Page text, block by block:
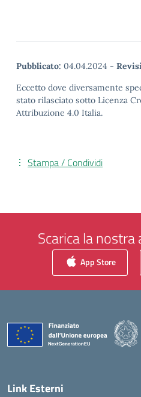
Pubblicato: 04.04.2024 -
Eccetto dove diversamente
stato rilasciato sotto Licenza
Attribuzione 4.0 Italia.
Stampa / Condividi
Scarica la
App Store
Link Esterni